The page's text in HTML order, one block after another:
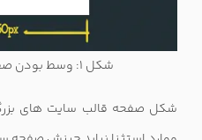
شکل 1: وسط بودن صفحه در طراحی سایت